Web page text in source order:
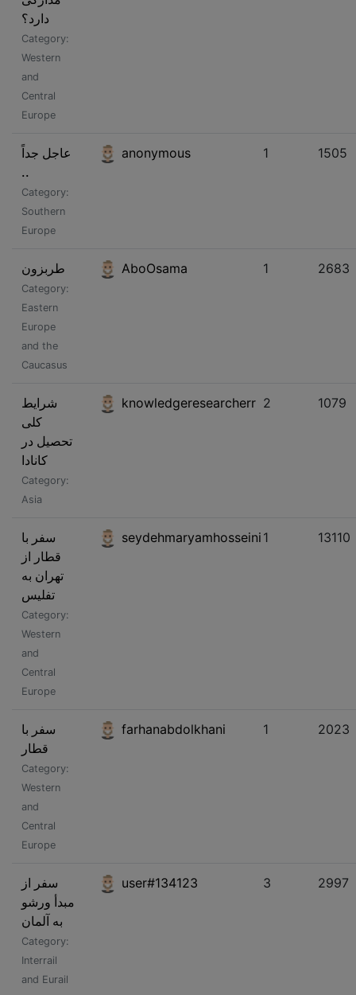
دارد؟
Category:
Western
and
Central
Europe
عاجل جداً
..
Category:
Southern
Europe
anonymous 1 1505
طربزون
Category:
Eastern
Europe
and the
Caucasus
AboOsama 1 2683
شرایط
کلی
تحصیل در
کانادا
Category:
Asia
knowledgeresearcherr 2 1079
سفر با
قطار از
تهران به
تفلیس
Category:
Western
and
Central
Europe
seydehmaryamhosseini 1 13110
سفر با
قطار
Category:
Western
and
Central
Europe
farhanabdolkhani 1 2023
سفر از
مبدأ ورشو
به آلمان
Category:
Interrail
and Eurail
user#134123 3 2997